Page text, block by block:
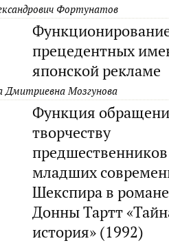
Фортунатов
прецедентных
японской рекламе
Дмитриевна Мозгунова
Функция
творчеству
младших
Шекспира в романе
Донны Тартт
история» (1992)